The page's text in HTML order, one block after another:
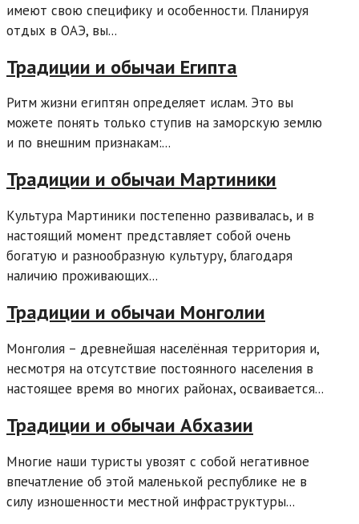
имеют свою специфику и особенности. Планируя
отдых в ОАЭ, вы...
Традиции и обычаи Египта
Ритм жизни египтян определяет ислам. Это вы
можете понять только ступив на заморскую землю
и по внешним признакам:...
Традиции и обычаи Мартиники
Культура Мартиники постепенно развивалась, и в
настоящий момент представляет собой очень
богатую и разнообразную культуру, благодаря
наличию проживающих...
Традиции и обычаи Монголии
Монголия – древнейшая населённая территория и,
несмотря на отсутствие постоянного населения в
настоящее время во многих районах, осваивается...
Традиции и обычаи Абхазии
Многие наши туристы увозят с собой негативное
впечатление об этой маленькой республике не в
силу изношенности местной инфраструктуры...